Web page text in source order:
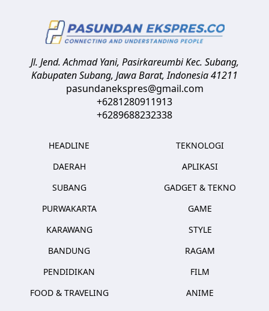
Jl. Jend. Achmad Yani, Pasirkareumbi Kec. Subang,
Kabupaten Subang, Jawa Barat,Indonesia41211
pasundanekspres@gmail.com
+6281280911913
+6289688232338
HEADLINE
DAERAH
SUBANG
PURWAKARTA
KARAWANG
BANDUNG
PENDIDIKAN
FOOD & TRAVELING
TEKNOLOGI
APLIKASI
GADGET & TEKNO
GAME
STYLE
RAGAM
FILM
ANIME